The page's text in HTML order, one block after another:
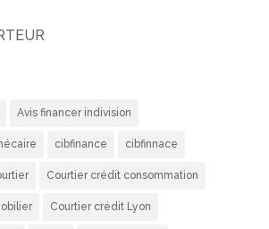
Avis financer indivision
cibfinance cibfinnace
Courtier crédit consommation
Courtier crédit Lyon